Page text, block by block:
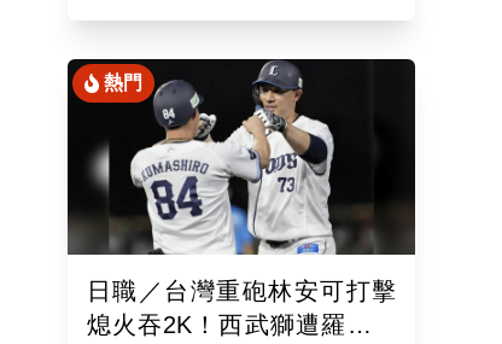
娜璉笑開懷網友全笑翻
熱門
日職／台灣重砲林安可打擊
熄火吞2K！西武獅遭羅德逆